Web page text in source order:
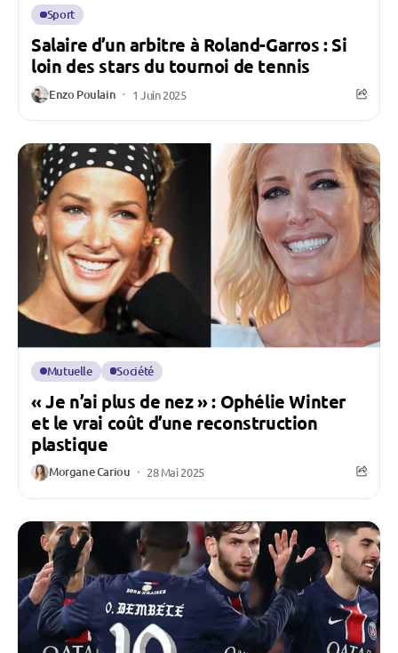
Sport
Salaire d’un arbitre à Roland-Garros : Si
loin des stars du tournoi de tennis
Enzo Poulain 1 Juin 2025
Mutuelle Société
« Je n’ai plus de nez » : Ophélie Winter
et le vrai coût d’une reconstruction
plastique
Morgane Cariou 28 Mai 2025